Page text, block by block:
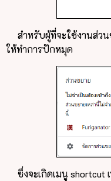
สำหรับผู้ที่จะใช้งานส่ว
ให้ทำการปักหมุด
ซึ่งจะเกิดเมนู shortcut